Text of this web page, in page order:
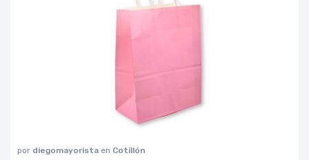
por diegomayorista en Cotillón